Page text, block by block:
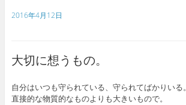
2016年4月12日
大切に想うもの。
自分はいつも守られている、守られてばかりいる。
直接的な物質的なものよりも大きいもので。